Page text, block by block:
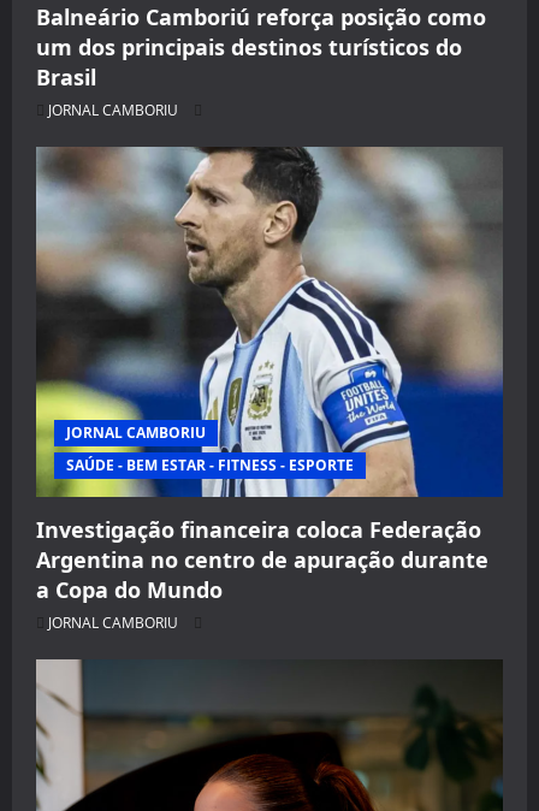
Balneário Camboriú reforça posição como
um dos principais destinos turísticos do
Brasil
JORNAL CAMBORIU
JORNAL CAMBORIU
SAÚDE - BEM ESTAR - FITNESS - ESPORTE
Investigação financeira coloca Federação
Argentina no centro de apuração durante
a Copa do Mundo
JORNAL CAMBORIU